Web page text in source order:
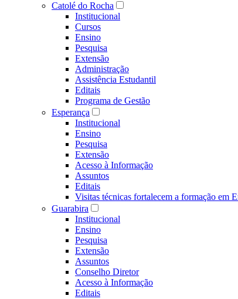
Catolé do Rocha
Institucional
Cursos
Ensino
Pesquisa
Extensão
Administração
Assistência Estudantil
Editais
Programa de Gestão
Esperança
Institucional
Ensino
Pesquisa
Extensão
Acesso à Informação
Assuntos
Editais
Visitas técnicas fortalecem a formação em
Guarabira
Institucional
Ensino
Pesquisa
Extensão
Assuntos
Conselho Diretor
Acesso à Informação
Editais